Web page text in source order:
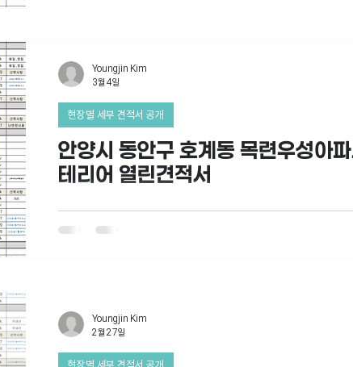
안양시 동안구 호계동 목련우성아파트74.83m2 인
테리어 열린견적서
현장별 세부 견적서 공개
Youngjin Kim
3월 4일
Youngjin Kim
2월 27일